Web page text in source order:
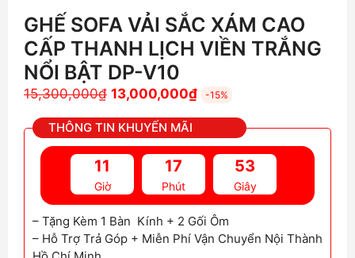
GHẾ SOFA VẢI SẮC XÁM CAO
CẤP THANH LỊCH VIỀN TRẮNG
NỔI BẬT DP-V10
15,300,000₫ Giá
là:
15,300,000₫.
13,000,000₫Giá
là:
13,000,000₫.
-15%
THÔNG TIN KHUYẾN MÃI
11
Giờ
17
Phút
50
Giây
– Tặng Kèm 1 Bàn Kính + 2 Gối Ôm
– Hỗ Trợ Trả Góp + Miễn Phí Vận Chuyển Nội Thành